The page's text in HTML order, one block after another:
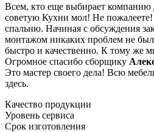
Всем, кто еще выбирает компанию
советую Кухни мол! Не
спальню. Начиная с обсуждения
монтажом никаких проблем не
быстро и качественно. К тому же
Огромное спасибо сборщику
Это мастер своего дела! Всю
здесь.
Качество продукции
Уровень сервиса
Срок изготовления